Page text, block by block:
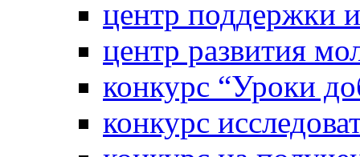
центр поддержки
центр развития
конкурс “Уроки
конкурс